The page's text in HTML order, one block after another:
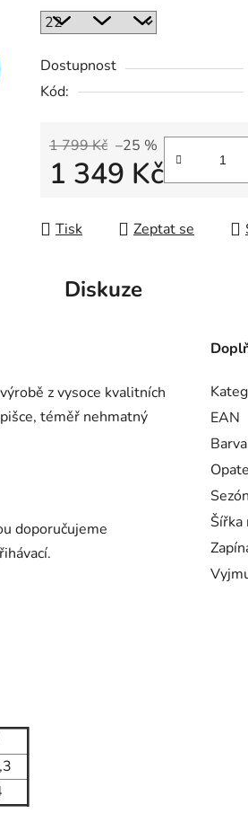
Dostupnost
Kód:
1 799 Kč –25 %
1 349 Kč
Tisk Zeptat se
Diskuze
z vysoce kvalitních
téměř nehmatný
doporučujeme
EAN
Barva
Šířka